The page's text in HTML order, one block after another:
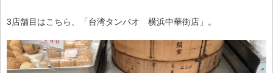
3店舗目はこちら、「台湾タンパオ 横浜中華街店」。